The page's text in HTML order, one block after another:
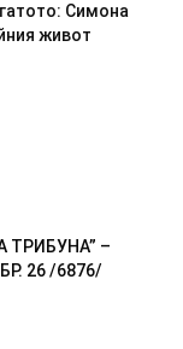
Симона
живот
ТРИБУНА” –
26 /6876/